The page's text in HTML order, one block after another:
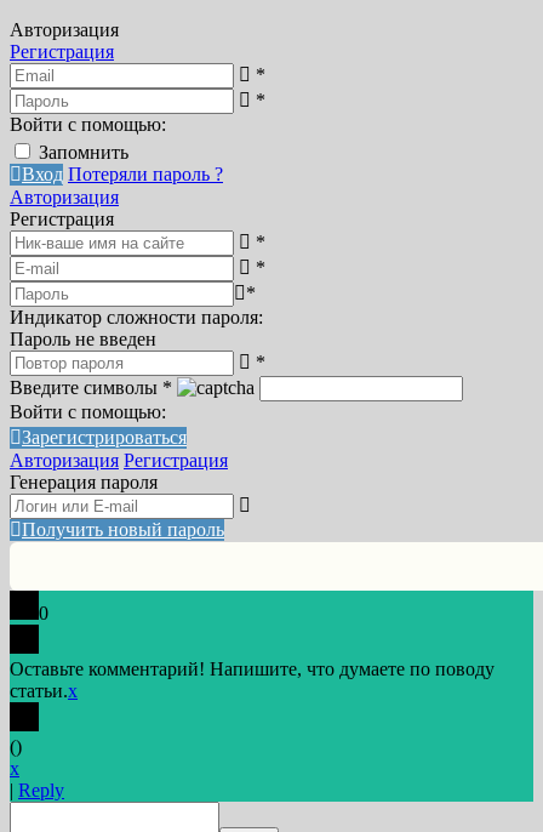
Авторизация
Регистрация
*
*
Войти с помощью:
Запомнить
Вход Потеряли пароль ?
Авторизация
Регистрация
*
*
*
Индикатор сложности пароля:
Пароль не введен
*
Введите символы *
Войти с помощью:
Зарегистрироваться
Авторизация Регистрация
Генерация пароля
Получить новый пароль
0
Оставьте комментарий! Напишите, что думаете по поводу
статьи.x
()
x
| Reply